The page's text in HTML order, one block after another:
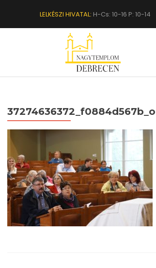
LELKÉSZI HIVATAL: H-Cs: 10-16 P: 10-14
37274636372_f0884d567b_o